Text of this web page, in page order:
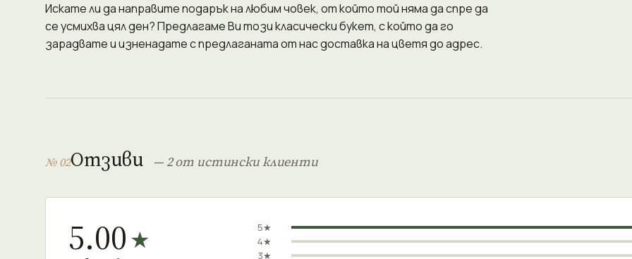
Искате ли да направите подарък на любим човек, от който той няма да спре да
се усмихва цял ден? Предлагаме Ви този класически букет, с който да го
зарадвате и изненадате с предлаганата от нас доставка на цветя до адрес.
№ 02Отзиви — 2 от истински клиенти
5.00★ 5★
4★
3★